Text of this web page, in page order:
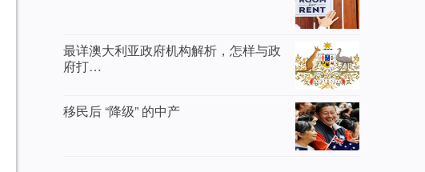
最详澳大利亚政府机构解析，怎样与政
府打…
移民后 “降级” 的中产